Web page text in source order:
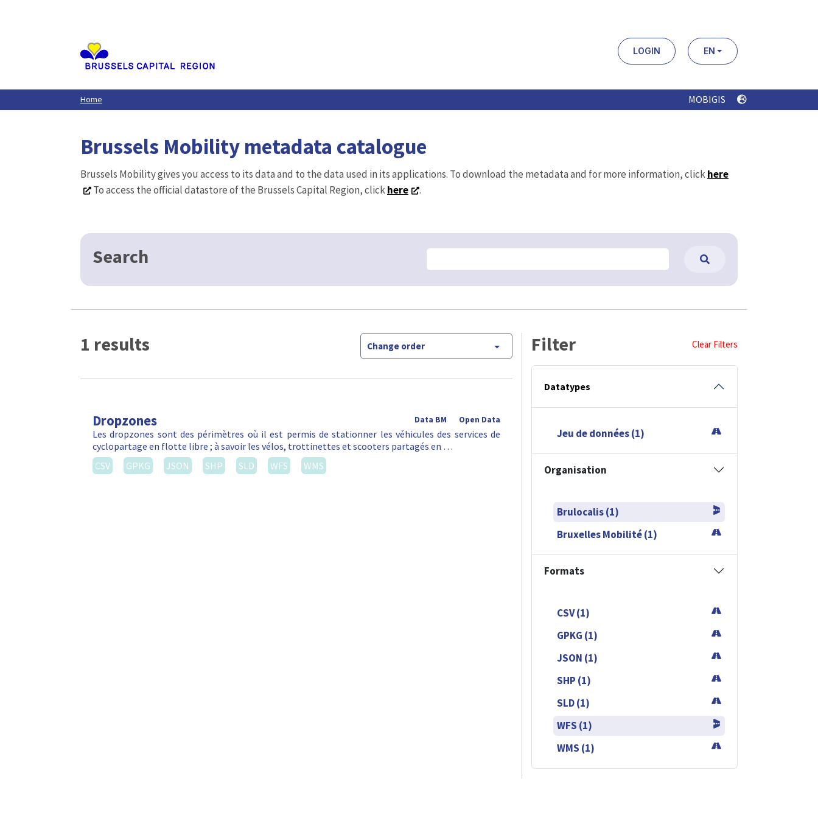
LOGIN EN
Home MOBIGIS
Brussels Mobility metadata catalogue
Brussels Mobility gives you access to its data and to the data used in its applications. To download the metadata and for more information, clickhere
To access the official datastore of the Brussels Capital Region, clickhere .
Search
1 results Change order
Dropzones Open Data
Data BM
Les dropzones sont des périmètres où il est permis de stationner les véhicules des services de
cyclopartage en flotte libre ; à savoir les vélos, trottinettes et scooters partagés en …
CSV
GPKG JSON SHP SLD WFS WMS
Filter Clear Filters
Datatypes
Jeu de données (1)
Organisation
Brulocalis (1)
Bruxelles Mobilité (1)
Formats
CSV (1)
GPKG (1)
JSON (1)
SHP (1)
SLD (1)
WFS (1)
WMS (1)